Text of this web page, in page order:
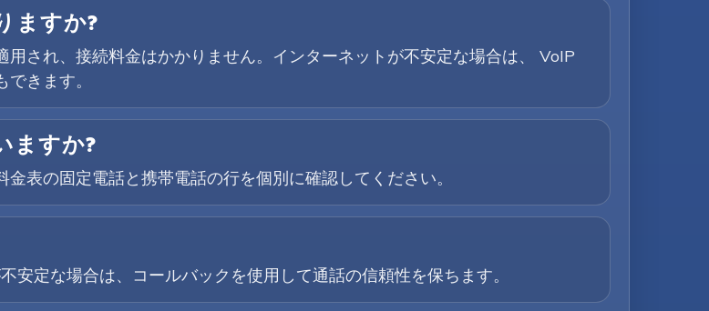
ますか?
され、接続料金はかかりません。インターネットが不安定な場合は、 VoIP
きます。
ますか?
表の固定電話と携帯電話の行を個別に確認してください。
定な場合は、コールバックを使用して通話の信頼性を保ちます。